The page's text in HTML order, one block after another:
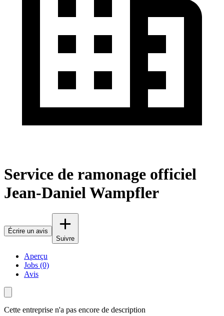
Service de ramonage officiel
Jean-Daniel Wampfler
Écrire un avis
Suivre
Aperçu
Jobs (0)
Avis
Cette entreprise n'a pas encore de description